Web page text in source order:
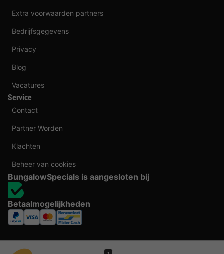
Extra voorwaarden partners
Bedrijfsgegevens
Privacy
Blog
Vacatures
Service
Contact
Partner Worden
Klachten
Beheer van cookies
BungalowSpecials is aangesloten bij
Betaalmogelijkheden